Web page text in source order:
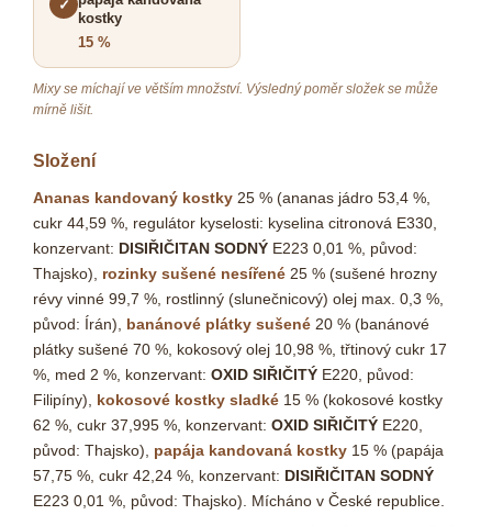
✓
kostky
15 %
Mixy se míchají ve větším množství. Výsledný poměr složek se může
mírně lišit.
Složení
Ananas kandovaný kostky 25 % (ananas jádro 53,4 %,
cukr 44,59 %, regulátor kyselosti: kyselina citronová E330,
konzervant: DISIŘIČITAN SODNÝ E223 0,01 %, původ:
Thajsko), rozinky sušené nesířené 25 % (sušené hrozny
révy vinné 99,7 %, rostlinný (slunečnicový) olej max. 0,3 %,
původ: Írán), banánové plátky sušené 20 % (banánové
plátky sušené 70 %, kokosový olej 10,98 %, třtinový cukr 17
%, med 2 %, konzervant: OXID SIŘIČITÝ E220, původ:
Filipíny), kokosové kostky sladké 15 % (kokosové kostky
62 %, cukr 37,995 %, konzervant: OXID SIŘIČITÝ E220,
původ: Thajsko), papája kandovaná kostky 15 % (papája
57,75 %, cukr 42,24 %, konzervant: DISIŘIČITAN SODNÝ
E223 0,01 %, původ: Thajsko). Mícháno v České republice.